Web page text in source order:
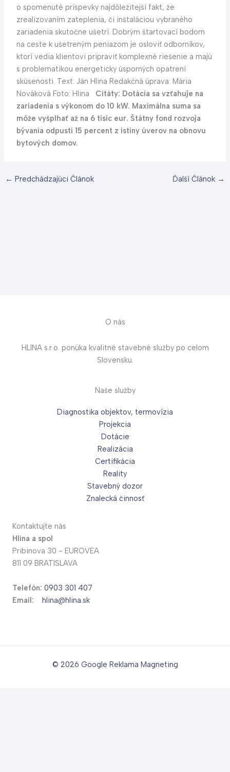
o spomenuté príspevky najdôležitejší fakt, že
zrealizovaním zateplenia, či inštaláciou vybraného
zariadenia skutočne ušetrí. Dobrým štartovací bodom
na ceste k ušetreným peniazom je osloviť odborníkov,
ktorí vedia klientovi pripraviť komplexné riešenie a majú
s problematikou energeticky úsporných opatrení
skúsenosti. Text: Ján Hlina Redakčná úprava: Mária
Nováková Foto: Hlina Citáty: Dotácia sa vzťahuje na
zariadenia s výkonom do 10 kW. Maximálna suma sa
môže vyšplhať až na 6 tisíc eur. Štátny fond rozvoja
bývania odpustí 15 percent z istiny úverov na obnovu
bytových domov.
← Predchádzajúci Článok Ďalší Článok →
O nás
HLINA s.r.o. ponúka kvalitné stavebné služby po celom
Slovensku.
Naše služby
Diagnostika objektov, termovízia
Projekcia
Dotácie
Realizácia
Certifikácia
Reality
Stavebný dozor
Znalecká činnosť
Kontaktujte nás
Hlina a spol
Pribinova 30 - EUROVEA
811 09 BRATISLAVA
Telefón: 0903 301 407
Email:
hlina@hlina.sk
© 2026 Google Reklama Magneting